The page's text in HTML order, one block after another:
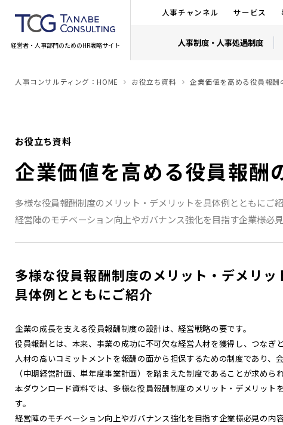
経営者・人事部門のためのHR戦略サイト
人事チャンネル サービス
人事制度・人事処遇制度
人事コンサルティング：HOME お役立ち資料 企業価値を高める役員報酬
お役立ち資料
企業価値を高める役員報酬
多様な役員報酬制度のメリット・デメリットを具体例とともにご紹
経営陣のモチベーション向上やガバナンス強化を目指す企業様必見
多様な役員報酬制度のメリット・デメリッ
具体例とともにご紹介
企業の成長を支える役員報酬制度の設計は、経営戦略の要です。
役員報酬とは、本来、事業の成功に不可欠な経営人材を獲得し、つなぎ
人材の高いコミットメントを報酬の面から担保するための制度であり、
（中期経営計画、単年度事業計画）を踏まえた制度であることが求められ
本ダウンロード資料では、多様な役員報酬制度のメリット・デメリット
す。
経営陣のモチベーション向上やガバナンス強化を目指す企業様必見の内容